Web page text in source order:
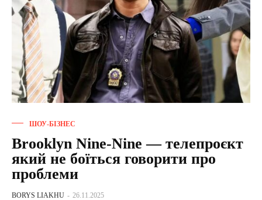
ШОУ-БІЗНЕС
Brooklyn Nine-Nine — телепроєкт
який не боїться говорити про
проблеми
BORYS LIAKHU - 26.11.2025